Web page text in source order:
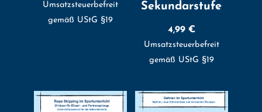
Umsatzsteuerbefreit
gemäß UStG §19
Sekundarstufe
4,99 €
Umsatzsteuerbefreit
gemäß UStG §19